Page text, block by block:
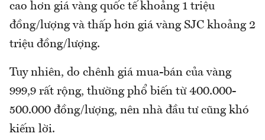
cao hơn giá vàng quốc tế khoảng 1 triệu
đồng/lượng và thấp hơn giá vàng SJC khoảng 2
triệu đồng/lượng.
Tuy nhiên, do chênh giá mua-bán của vàng
999,9 rất rộng, thường phổ biến từ 400.000-
500.000 đồng/lượng, nên nhà đầu tư cũng khó
kiếm lời.